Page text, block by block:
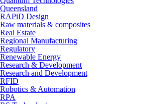
Queensland
RAPiD Design
Raw materials & composites
Real Estate
Regional Manufacturing
Regulatory
Renewable Energy
Research & Development
Research and Development
RFID
Robotics & Automation
RPA